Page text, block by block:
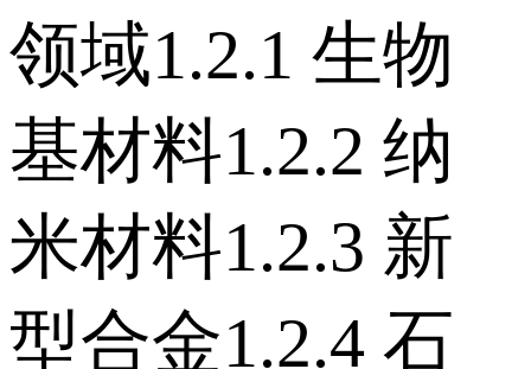
领域 1.2.1 生物
基材料 1.2.2 纳
米材料 1.2.3 新
型合金 1.2.4 石